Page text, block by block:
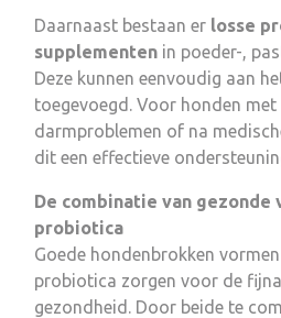
Daarnaast bestaan er losse
supplementen in poeder-,
Deze kunnen eenvoudig aan
toegevoegd. Voor honden
darmproblemen of na
dit een effectieve
De combinatie van gezonde
probiotica
Goede hondenbrokken
probiotica zorgen voor de
gezondheid. Door beide te